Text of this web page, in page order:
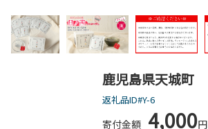
鹿児島県天城町
返礼品ID#Y-6
寄付金額 4,000円